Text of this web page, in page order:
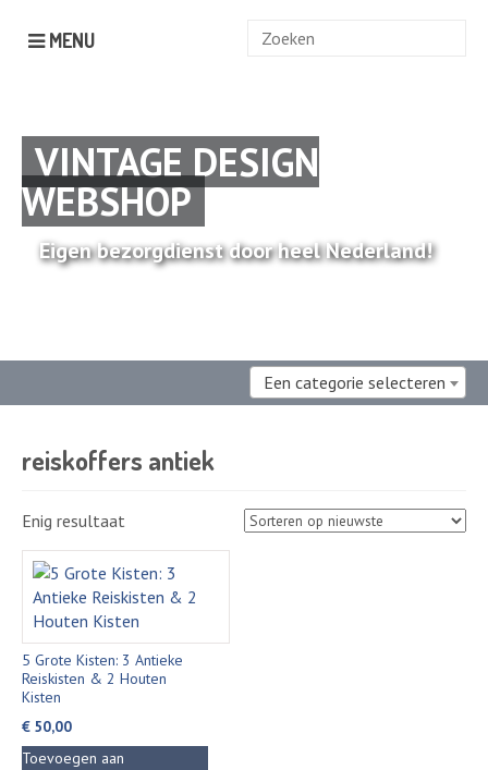
MENU
Zoek
VINTAGE DESIGN
WEBSHOP
Eigen bezorgdienst door heel Nederland!
Een categorie selecteren
reiskoffers antiek
Enig resultaat
5 Grote Kisten: 3 Antieke
Reiskisten & 2 Houten
Kisten
€ 50,00
Toevoegen aan